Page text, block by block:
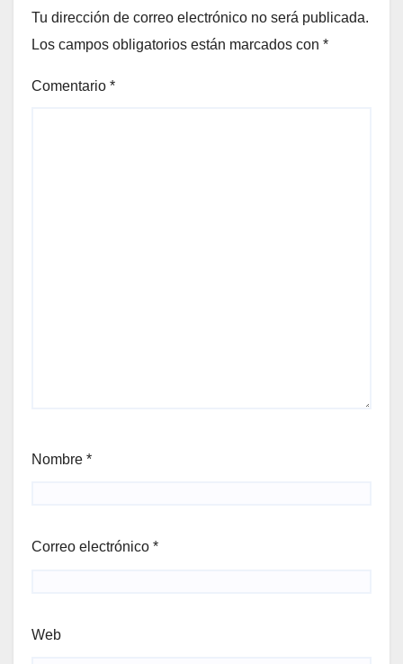
Tu dirección de correo electrónico no será publicada.
Los campos obligatorios están marcados con *
Comentario *
Nombre *
Correo electrónico *
Web